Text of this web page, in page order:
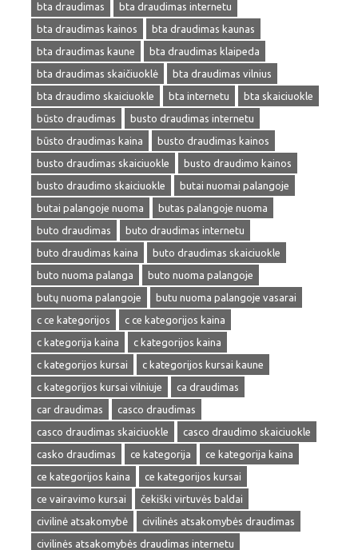
bta draudimas
bta draudimas internetu
bta draudimas kainos
bta draudimas kaunas
bta draudimas kaune
bta draudimas klaipeda
bta draudimas skaičiuoklė
bta draudimas vilnius
bta draudimo skaiciuokle
bta internetu
bta skaiciuokle
būsto draudimas
busto draudimas internetu
būsto draudimas kaina
busto draudimas kainos
busto draudimas skaiciuokle
busto draudimo kainos
busto draudimo skaiciuokle
butai nuomai palangoje
butai palangoje nuoma
butas palangoje nuoma
buto draudimas
buto draudimas internetu
buto draudimas kaina
buto draudimas skaiciuokle
buto nuoma palanga
buto nuoma palangoje
butų nuoma palangoje
butu nuoma palangoje vasarai
c ce kategorijos
c ce kategorijos kaina
c kategorija kaina
c kategorijos kaina
c kategorijos kursai
c kategorijos kursai kaune
c kategorijos kursai vilniuje
ca draudimas
car draudimas
casco draudimas
casco draudimas skaiciuokle
casco draudimo skaiciuokle
casko draudimas
ce kategorija
ce kategorija kaina
ce kategorijos kaina
ce kategorijos kursai
ce vairavimo kursai
čekiški virtuvės baldai
civilinė atsakomybė
civilinės atsakomybės draudimas
civilinės atsakomybės draudimas internetu